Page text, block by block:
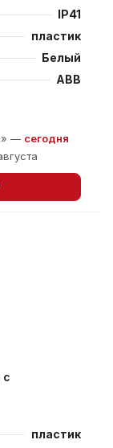
IP41
пластик
Белый
ABB
— сегодня
с
пластик